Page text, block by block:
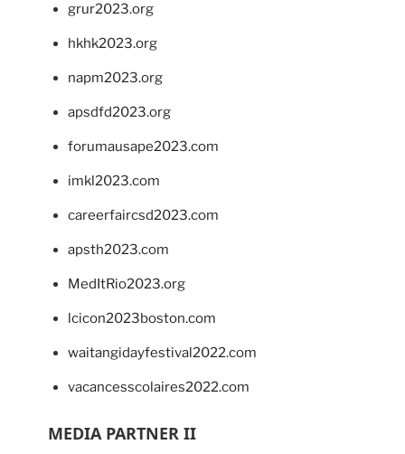
grur2023.org
hkhk2023.org
napm2023.org
apsdfd2023.org
forumausape2023.com
imkl2023.com
careerfaircsd2023.com
apsth2023.com
MedItRio2023.org
lcicon2023boston.com
waitangidayfestival2022.com
vacancesscolaires2022.com
MEDIA PARTNER II